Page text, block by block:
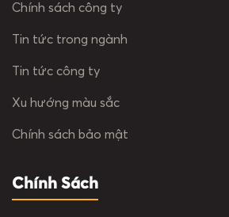
Chính sách công ty
Tin tức trong ngành
Tin tức công ty
Xu hướng màu sắc
Chính sách bảo mật
Chính Sách